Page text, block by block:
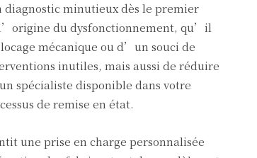
minutieux dès le premier
du dysfonctionnement, qu’il
mécanique ou d’un souci de
inutiles, mais aussi de réduire
spécialiste disponible dans votre
de remise en état.
une prise en charge personnalisée